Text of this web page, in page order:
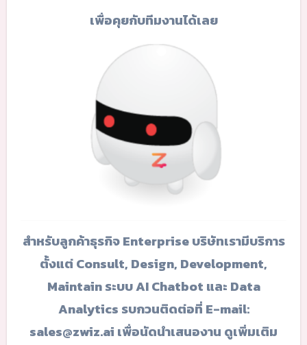
เพื่อคุยกับทีมงานได้เลย
สำหรับลูกค้าธุรกิจ Enterprise บริษัทเรามีบริการ
ตั้งแต่ Consult, Design, Development,
Maintain ระบบ AI Chatbot และ Data
Analytics รบกวนติดต่อที่ E-mail:
sales@zwiz.ai เพื่อนัดนำเสนองาน ดูเพิ่มเติม